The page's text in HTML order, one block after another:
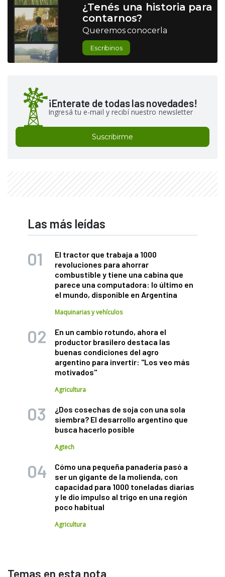
¿Tenés una historia para
contarnos?
Queremos conocerla
Escribinos
¡Enterate de todas las novedades!
Ingresá tu e-mail y recibí nuestro newsletter
Suscribirme
Las más leídas
El tractor que trabaja a 1000
revoluciones para ahorrar
combustible y tiene una cabina que
parece una computadora: lo último en
el mundo, disponible en Argentina
Maquinarias y vehículos
En un cambio rotundo, ahora el
productor brasilero destaca las
buenas condiciones del agro
argentino para invertir: "Los veo más
motivados"
Agricultura
¿Dos cosechas de soja con una sola
siembra? El desarrollo argentino que
busca hacerlo posible
Agtech
Cómo una pequeña panadería pasó a
ser un gigante de la molienda, con
capacidad para 1000 toneladas diarias
y le dio impulso al trigo en una región
poco habitual
Agricultura
Temas en esta nota